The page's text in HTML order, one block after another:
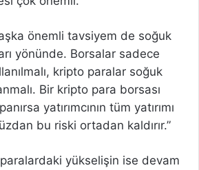
önemli tavsiyem de soğuk
yönünde. Borsalar sadece
kripto paralar soğuk
Bir kripto para borsası
yatırımcının tüm yatırımı
bu riski ortadan kaldırır.”
yükselişin ise devam